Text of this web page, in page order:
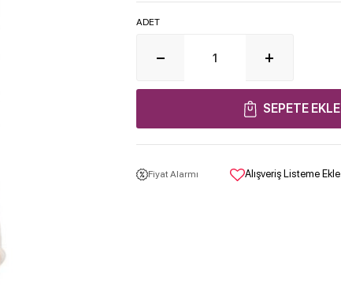
ADET
SEPETE EKLE
Fiyat Alarmı Alışveriş Listeme Ekle